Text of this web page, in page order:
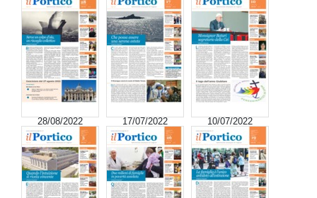
28/08/2022 17/07/2022 10/07/2022